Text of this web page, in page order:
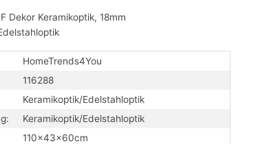
Dekor Keramikoptik, 18mm
HomeTrends4You
116288
Keramikoptik/Edelstahloptik
Keramikoptik/Edelstahloptik
110x43x60cm